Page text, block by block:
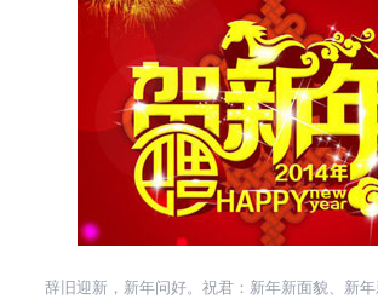
辞旧迎新，新年问好。祝君：新年新面貌、新